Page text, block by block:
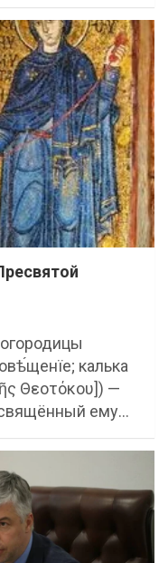
калька
Θεοτόκου]) —
ему…